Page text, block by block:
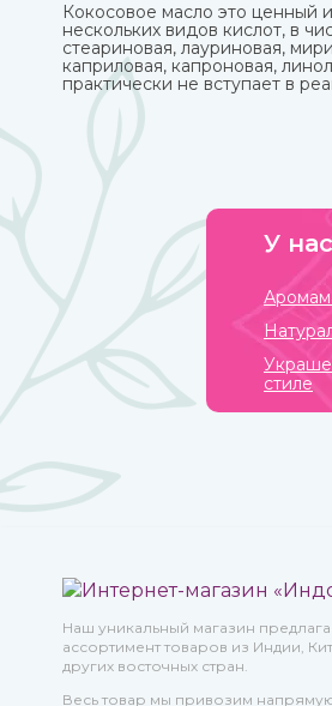
Кокосовое масло это ценный
нескольких видов кислот, в
стеариновая, лауриновая,
каприловая, капроновая,
практически не вступает в
остается пригодным в
Аюрведе оно считается одним
обладает охлаждающими,
освежающими свойствами.
от известных марок вы
ИндоКитай.
У
стиле
Наш уникальный магазин
ассортимент товаров из Индии,
других восточных стран.
Весь товар мы привозим напрямую